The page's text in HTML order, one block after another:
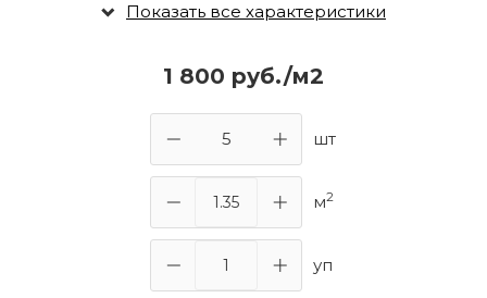
1 800 руб./м2
шт
м2
уп
Показать все характеристики